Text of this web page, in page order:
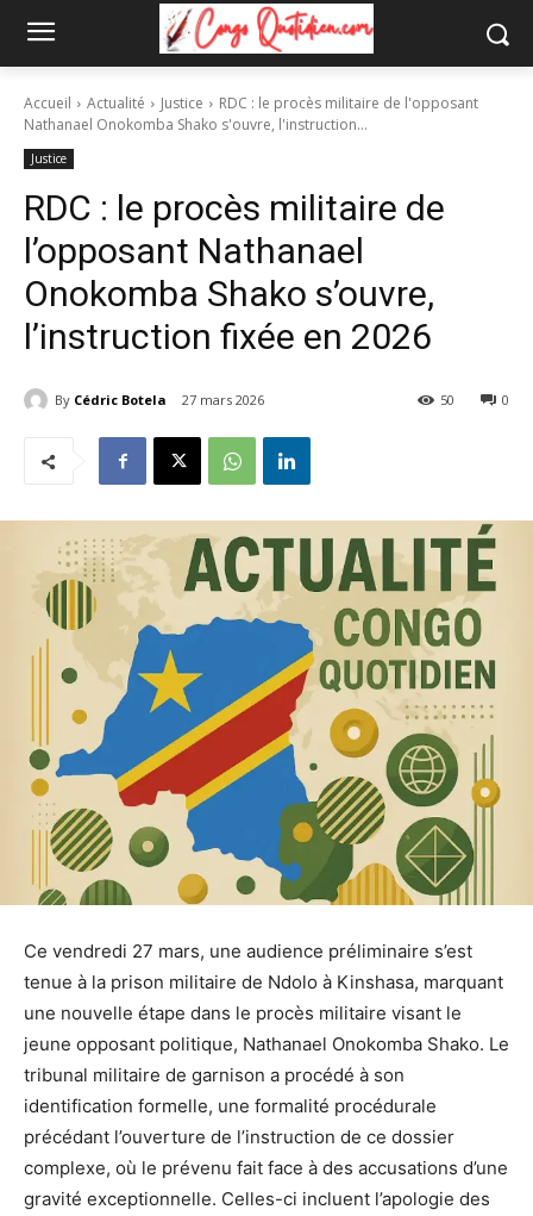
Accueil Actualité Justice
RDC : le procès militaire de l'opposant
Nathanael Onokomba Shako s'ouvre, l'instruction...
Justice
RDC : le procès militaire de
l’opposant Nathanael
Onokomba Shako s’ouvre,
l’instruction fixée en 2026
By Cédric Botela 27 mars 2026 0
50
Ce vendredi 27 mars, une audience préliminaire s’est
tenue à la prison militaire de Ndolo à Kinshasa, marquant
une nouvelle étape dans le procès militaire visant le
jeune opposant politique, Nathanael Onokomba Shako. Le
tribunal militaire de garnison a procédé à son
identification formelle, une formalité procédurale
précédant l’ouverture de l’instruction de ce dossier
complexe, où le prévenu fait face à des accusations d’une
gravité exceptionnelle. Celles-ci incluent l’apologie des